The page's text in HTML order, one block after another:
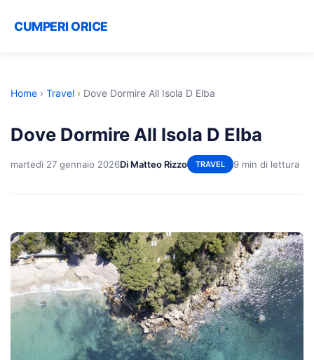
CUMPERI ORICE
Home › Travel › Dove Dormire All Isola D Elba
Dove Dormire All Isola D Elba
martedì 27 gennaio 2026Di Matteo Rizzo TRAVEL 9 min di lettura